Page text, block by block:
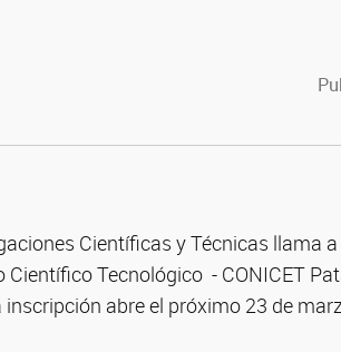
Científicas y Técnicas llama
Científico Tecnológico - CONICET
abre el próximo 23 de